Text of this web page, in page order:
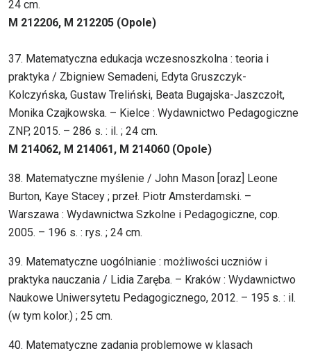
24 cm.
M 212206, M 212205 (Opole)
37. Matematyczna edukacja wczesnoszkolna : teoria i
praktyka / Zbigniew Semadeni, Edyta Gruszczyk-
Kolczyńska, Gustaw Treliński, Beata Bugajska-Jaszczołt,
Monika Czajkowska. – Kielce : Wydawnictwo Pedagogiczne
ZNP, 2015. – 286 s. : il. ; 24 cm.
M 214062, M 214061, M 214060 (Opole)
38. Matematyczne myślenie / John Mason [oraz] Leone
Burton, Kaye Stacey ; przeł. Piotr Amsterdamski. –
Warszawa : Wydawnictwa Szkolne i Pedagogiczne, cop.
2005. – 196 s. : rys. ; 24 cm.
39. Matematyczne uogólnianie : możliwości uczniów i
praktyka nauczania / Lidia Zaręba. – Kraków : Wydawnictwo
Naukowe Uniwersytetu Pedagogicznego, 2012. – 195 s. : il.
(w tym kolor.) ; 25 cm.
40. Matematyczne zadania problemowe w klasach